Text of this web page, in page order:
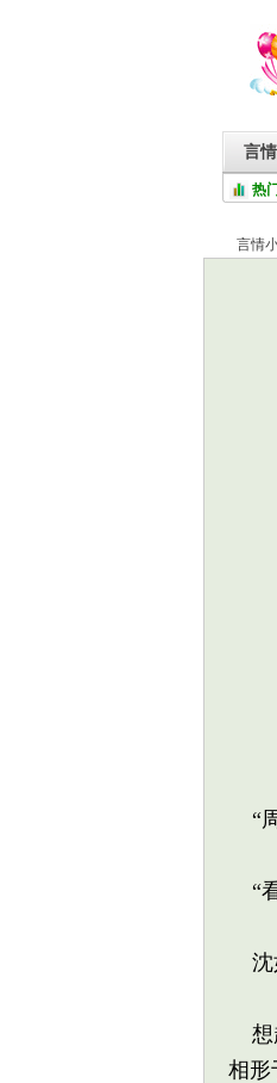
言
热
言情
“
“
沈
想
相形